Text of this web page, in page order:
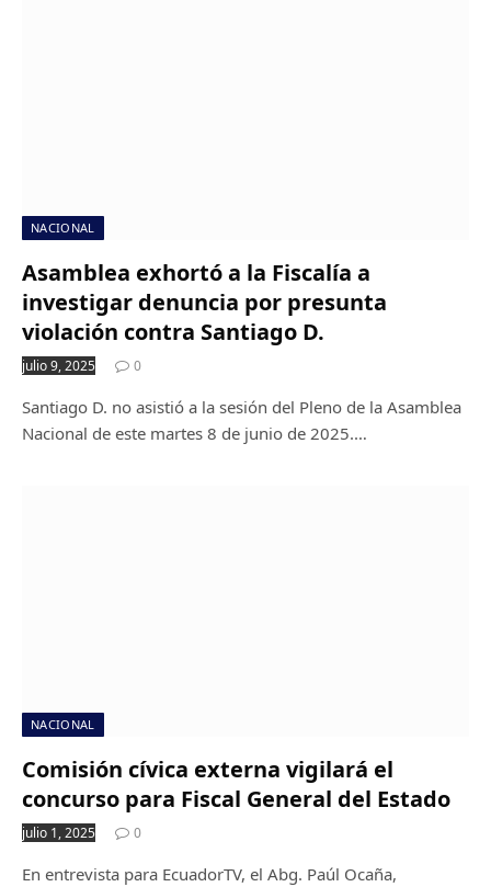
NACIONAL
Asamblea exhortó a la Fiscalía a
investigar denuncia por presunta
violación contra Santiago D.
julio 9, 2025 0
Santiago D. no asistió a la sesión del Pleno de la Asamblea
Nacional de este martes 8 de junio de 2025.…
NACIONAL
Comisión cívica externa vigilará el
concurso para Fiscal General del Estado
julio 1, 2025 0
En entrevista para EcuadorTV, el Abg. Paúl Ocaña,